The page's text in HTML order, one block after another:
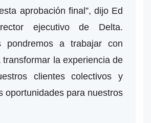
aprobación final”, dijo Ed
ejecutivo de Delta.
pondremos a trabajar con
transformar la experiencia de
clientes colectivos y
oportunidades para nuestros